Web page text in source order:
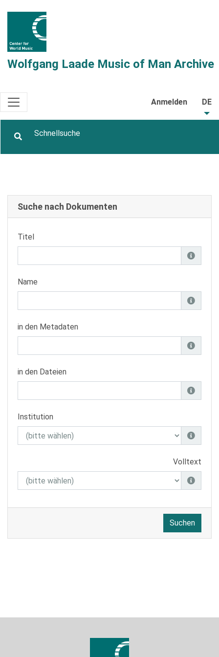
Wolfgang Laade Music of Man Archive
Anmelden DE
Suche nach Dokumenten
Titel
Name
in den Metadaten
in den Dateien
Institution
Volltext
Suchen